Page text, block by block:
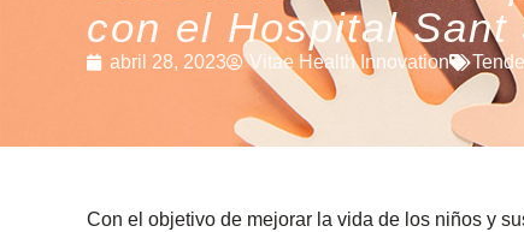
con el Hospital Sant
abril 28, 2023 Vitae Health Innovation
Con el objetivo de mejorar la vida de los niños y